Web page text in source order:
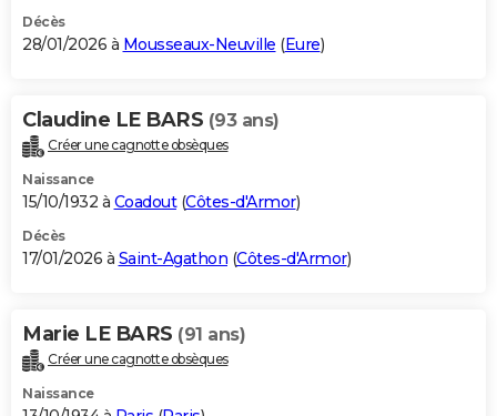
Décès
28/01/2026 à Mousseaux-Neuville (Eure)
Claudine LE BARS (93 ans)
Créer une cagnotte obsèques
Naissance
15/10/1932 à Coadout(Côtes-d'Armor)
Décès
17/01/2026 à Saint-Agathon (Côtes-d'Armor)
Marie LE BARS (91 ans)
Créer une cagnotte obsèques
Naissance